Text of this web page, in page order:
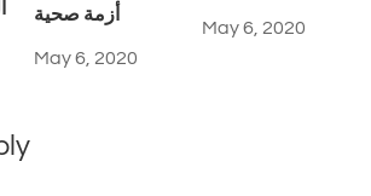
أزمة صحية
May 6, 2020
May 6, 2020